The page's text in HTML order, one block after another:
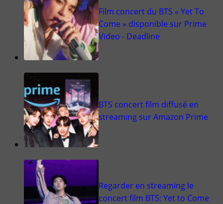
Film concert du BTS « Yet To
Come » disponible sur Prime
Video - Deadline
BTS concert film diffusé en
streaming sur Amazon Prime
Regarder en streaming le
concert film BTS: Yet to Come